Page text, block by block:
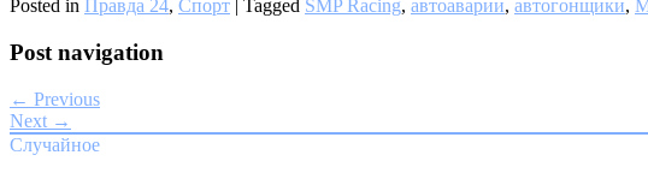
Posted in Правда 24, Спорт | Tagged SMP Racing, автоаварии, автогонщики,
Post navigation
← Previous
Next →
Случайное